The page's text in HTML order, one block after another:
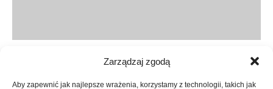
Zarządzaj zgodą
Aby zapewnić jak najlepsze wrażenia, korzystamy z technologii, takich jak
16 lutego, 2026
Czy jakość montażu jest